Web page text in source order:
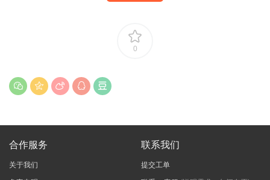
0
合作服务
关于我们
联系我们
提交工单